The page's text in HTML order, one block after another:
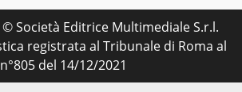
Società Editrice Multimediale S.r.l.
registrata al Tribunale di Roma al
n°805 del 14/12/2021